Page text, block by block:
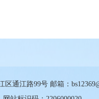
通江路99号 邮箱：